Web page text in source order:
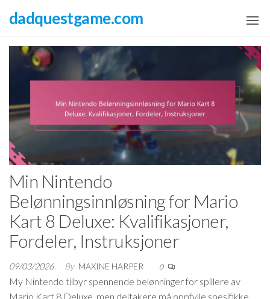
content
dadquestgame.com
Min Nintendo
Belønningsinnløsning for Mario
Kart 8 Deluxe: Kvalifikasjoner,
Fordeler, Instruksjoner
09/03/2026 By MAXINE HARPER 0
My Nintendo tilbyr spennende belønninger for spillere av
Mario Kart 8 Deluxe, men deltakere må oppfylle spesifikke